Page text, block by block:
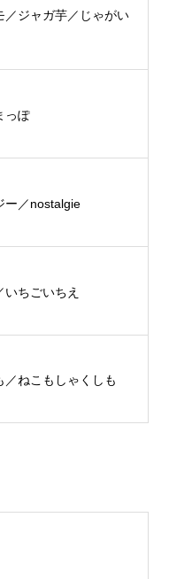
／ジャガ芋／じゃがい
っぽ
ー／nostalgie
いちごいちえ
／ねこもしゃくしも